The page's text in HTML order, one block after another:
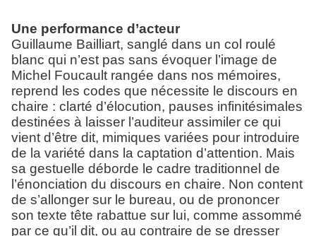
Une performance d’acteur
Guillaume Bailliart, sanglé dans un col roulé
blanc qui n’est pas sans évoquer l’image de
Michel Foucault rangée dans nos mémoires,
reprend les codes que nécessite le discours en
chaire : clarté d’élocution, pauses infinitésimales
destinées à laisser l’auditeur assimiler ce qui
vient d’être dit, mimiques variées pour introduire
de la variété dans la captation d’attention. Mais
sa gestuelle déborde le cadre traditionnel de
l’énonciation du discours en chaire. Non content
de s’allonger sur le bureau, ou de prononcer
son texte tête rabattue sur lui, comme assommé
par ce qu’il dit, ou au contraire de se dresser